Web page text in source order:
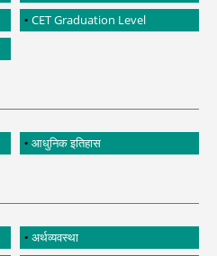
CET Graduation Level
आधुनिक इतिहास
अर्थव्यवस्था